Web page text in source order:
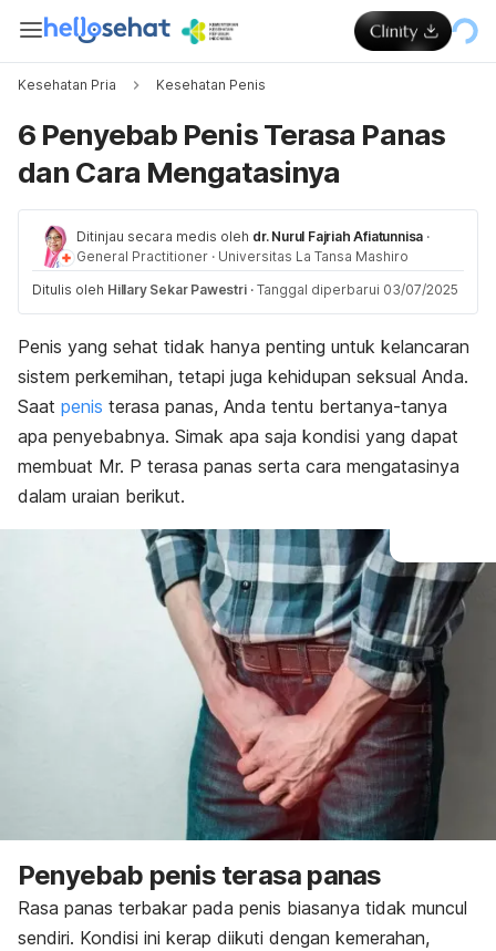
Kesehatan Pria Kesehatan Penis
6 Penyebab Penis Terasa Panas
dan Cara Mengatasinya
Ditinjau secara medis oleh dr. Nurul Fajriah Afiatunnisa ·
General Practitioner · Universitas La Tansa Mashiro
Ditulis oleh Hillary Sekar Pawestri · Tanggal diperbarui 03/07/2025
Penis yang sehat tidak hanya penting untuk kelancaran
sistem perkemihan, tetapi juga kehidupan seksual Anda.
Saat penis terasa panas, Anda tentu bertanya-tanya
apa penyebabnya. Simak apa saja kondisi yang dapat
membuat Mr. P terasa panas serta cara mengatasinya
dalam uraian berikut.
Penyebab penis terasa panas
Rasa panas terbakar pada penis biasanya tidak muncul
sendiri. Kondisi ini kerap diikuti dengan kemerahan,